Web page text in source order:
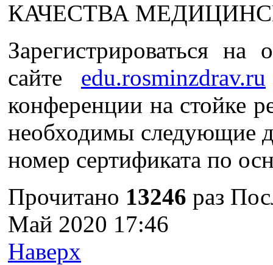
КАЧЕСТВА
Зарегистрироваться
сайте edu.rosminzdrav.ru
конференции на стойке
необходимы следующие
номер сертификата по
Прочитано 13246 раз
Май 2020 17:46
Наверх